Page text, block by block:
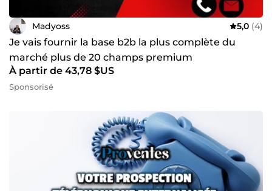
Madyoss 5,0 (4)
Je vais fournir la base b2b la plus complète du
marché plus de 20 champs premium
À partir de 43,78 $US
Sponsorisé